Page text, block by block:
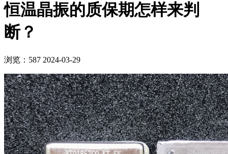
恒温晶振的质保期怎样来判
断？
浏览：587 2024-03-29